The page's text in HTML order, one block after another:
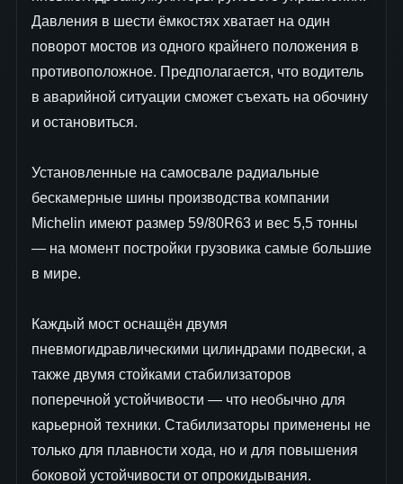
Давления в шести ёмкостях хватает на один
поворот мостов из одного крайнего положения в
противоположное. Предполагается, что водитель
в аварийной ситуации сможет съехать на обочину
и остановиться.
Установленные на самосвале радиальные
бескамерные шины производства компании
Michelin имеют размер 59/80R63 и вес 5,5 тонны
— на момент постройки грузовика самые большие
в мире.
Каждый мост оснащён двумя
пневмогидравлическими цилиндрами подвески, а
также двумя стойками стабилизаторов
поперечной устойчивости — что необычно для
карьерной техники. Стабилизаторы применены не
только для плавности хода, но и для повышения
боковой устойчивости от опрокидывания.